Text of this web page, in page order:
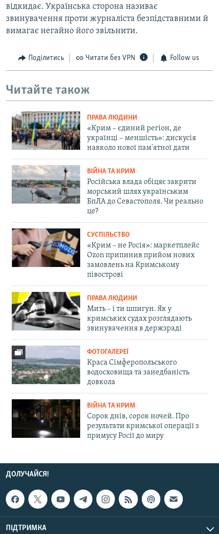
відкидає. Українська сторона називає
звинувачення проти журналіста безпідставними й
вимагає негайно його звільнити.
Поділитись Читати без VPN Follow us
Читайте також
ПРАВА ЛЮДИНИ
«Крим – єдиний регіон, де
українці – меншість»: дискусія
навколо нової пам'ятної дати
ВІЙНА ТА КРИМ
Російська влада обіцяє закрити
морський шлях українським
БпЛА до Севастополя. Чи реально
це?
СУСПІЛЬСТВО
«Крим – не Росія»: маркетплейс
Ozon припинив прийом нових
замовлень на Кримському
півострові
ПРАВА ЛЮДИНИ
Мить – і ти шпигун. Як у
кримських судах розглядають
звинувачення в держзраді
ФОТОГАЛЕРЕЇ
Краса Сімферопольського
водосховища та занедбаність
довкола
ВІЙНА ТА КРИМ
Сорок днів, сорок ночей. Про
результати кримської операції з
примусу Росії до миру
ДОЛУЧАЙСЯ!
ПІДТРИМКА